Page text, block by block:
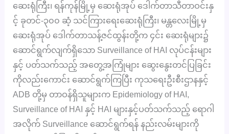
ဆေးရုံကြီး၊ ရန်ကုန်မြို့မှ ဆေးရုံအုပ် ဒေါက်တာသီတာဝင်းနှ
င့် ခုတင်-၃၀၀ ဆံ့ သင်ကြားရေးဆေးရုံကြီး၊ မန္တလေးမြို့မှ
ဆေးရုံအုပ် ဒေါက်တာသန့်ဇင်ထွန်းတို့က ၄င်း ဆေးရုံများ၌
ဆောင်ရွက်လျက်ရှိသော Surveillance of HAI လုပ်ငန်းများ
နှင့် ပတ်သက်သည့် အတွေ့အကြုံများ ဆွေးနွေးတင်ပြခြင်း
ကိုလည်းကောင်း ဆောင်ရွက်ကြပြီး ကုသရေးဦးစီးဌာနနှင့်
ADB တို့မှ တာဝန်ရှိသူများက Epidemiology of HAI,
Surveillance of HAI နှင့် HAI များနှင့်ပတ်သက်သည့် ရောဂါ
အလိုက် Surveillance ဆောင်ရွက်ရန် နည်းလမ်းများကို